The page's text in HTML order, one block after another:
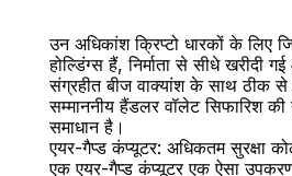
उन अधिकांश क्रिप्टो धारकों के लिए
होल्डिंग्स हैं, निर्माता से सीधे खरीदी
संग्रहीत बीज वाक्यांश के साथ ठीक से
सम्माननीय हैंडलर वॉलेट सिफारिश
समाधान है।
एयर-गैप्ड कंप्यूटर: अधिकतम सुरक्षा
एक एयर-गैप्ड कंप्यूटर एक ऐसा